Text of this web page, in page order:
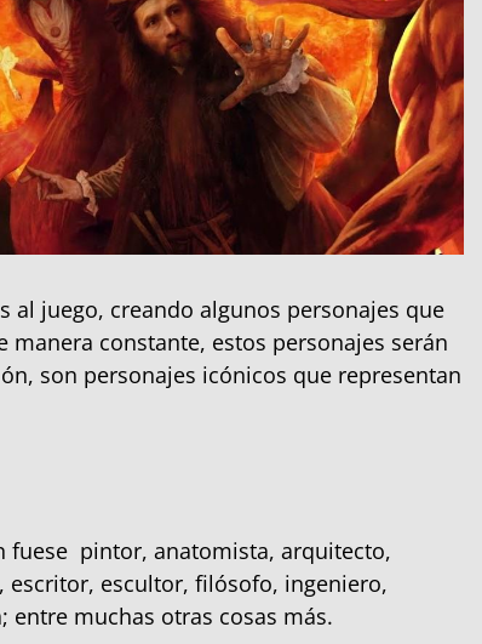
al juego, creando algunos personajes que
constante, estos personajes serán
son personajes icónicos que representan
fuese pintor, anatomista, arquitecto,
escultor, filósofo, ingeniero,
muchas otras cosas más.